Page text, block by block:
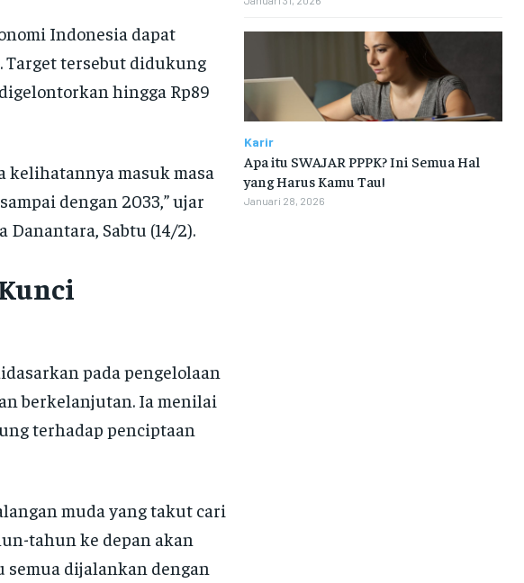
Indonesia dapat
Target tersebut didukung
hingga Rp89
kelihatannya masuk masa
dengan 2033,” ujar
Sabtu (14/2).
pada pengelolaan
berkelanjutan. Ia menilai
terhadap penciptaan
muda yang takut cari
tahun ke depan akan
dijalankan dengan
Karir
Apa itu SWAJAR PPPK? Ini Semua Hal
yang Harus Kamu Tau!
Januari 28, 2026